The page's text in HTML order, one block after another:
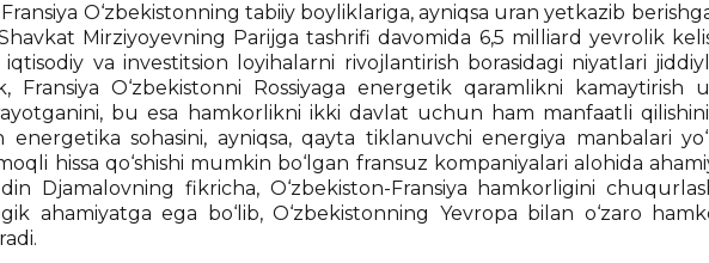
Fransiya O‘zbekistonning tabiiy boyliklariga, ayniqsa uran yetkazib
Mirziyoyevning Parijga tashrifi davomida 6,5 milliard yevrolik
va investitsion loyihalarni rivojlantirish borasidagi niyatlari
Fransiya O‘zbekistonni Rossiyaga energetik qaramlikni
bu esa hamkorlikni ikki davlat uchun ham manfaatli
energetika sohasini, ayniqsa, qayta tiklanuvchi energiya manbalari
hissa qo‘shishi mumkin bo‘lgan fransuz kompaniyalari alohida
Djamalovning fikricha, O‘zbekiston-Fransiya hamkorligini
ahamiyatga ega bo‘lib, O‘zbekistonning Yevropa bilan o‘zaro